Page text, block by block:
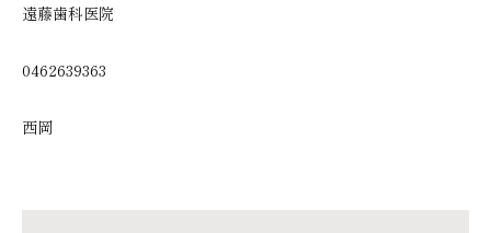
遠藤歯科医院
0462639363
西岡